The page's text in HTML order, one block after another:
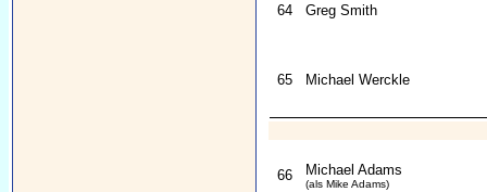
64 Greg Smith
65 Michael Werckle
66 Michael Adams
(als Mike Adams)